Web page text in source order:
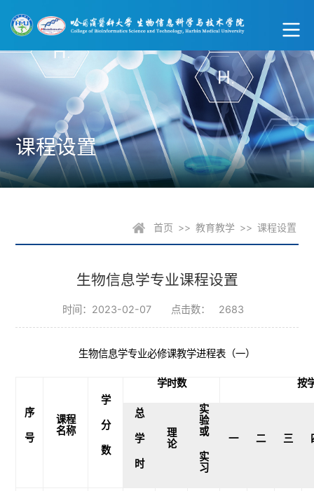
课程设置
首页 >> 教育教学 >> 课程设置
生物信息学专业课程设置
时间：2023-02-07 点击数： 2683
生物信息学专业必修课教学进程表（一）
序
号
课程
名称
学
分
数
学时数 按
总
学
时
理
论
实
验
或
实
习
一 二 三